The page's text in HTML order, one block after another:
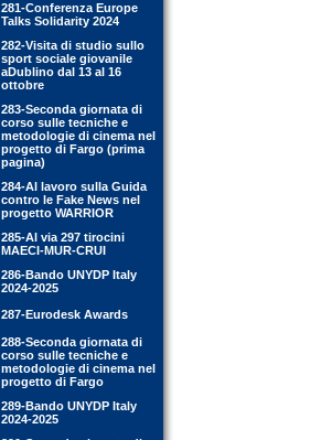
281-Conferenza Europe
Talks Solidarity 2024
282-Visita di studio sullo
sport sociale giovanile
aDublino dal 13 al 16
ottobre
283-Seconda giornata di
corso sulle tecniche e
metodologie di cinema nel
progetto di Fargo (prima
pagina)
284-Al lavoro sulla Guida
contro le Fake News nel
progetto WARRIOR
285-Al via 297 tirocini
MAECI-MUR-CRUI
286-Bando UNYDP Italy
2024-2025
287-Eurodesk Awards
288-Seconda giornata di
corso sulle tecniche e
metodologie di cinema nel
progetto di Fargo
289-Bando UNYDP Italy
2024-2025